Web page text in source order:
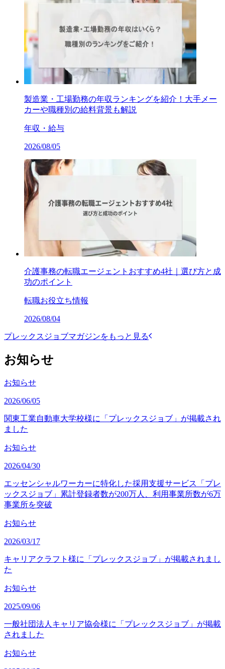
製造業・工場勤務の年収ランキングを紹介！大手メー
カーや職種別の給料背景も解説
年収・給与
2026/08/05
介護事務の転職エージェントおすすめ4社｜選び方と成
功のポイント
転職お役立ち情報
2026/08/04
プレックスジョブマガジンをもっと見る
お知らせ
お知らせ
2026/06/05
関東工業自動車大学校様に「プレックスジョブ」が掲載され
ました
お知らせ
2026/04/30
エッセンシャルワーカーに特化した採用支援サービス「プレ
ックスジョブ」累計登録者数が200万人、利用事業所数が6万
事業所を突破
お知らせ
2026/03/17
キャリアクラフト様に「プレックスジョブ」が掲載されまし
た
お知らせ
2025/09/06
一般社団法人キャリア協会様に「プレックスジョブ」が掲載
されました
お知らせ